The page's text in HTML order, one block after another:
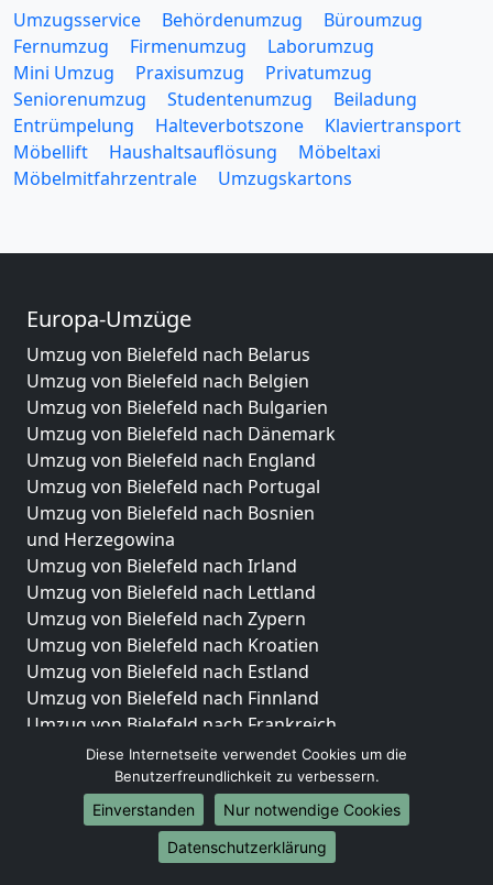
Umzugsservice Behördenumzug
Büroumzug
Fernumzug
Firmenumzug
Laborumzug
Mini Umzug
Praxisumzug
Privatumzug
Seniorenumzug
Studentenumzug
Beiladung
Entrümpelung
Halteverbotszone
Klaviertransport
Möbellift
Haushaltsauflösung
Möbeltaxi
Möbelmitfahrzentrale
Umzugskartons
Europa-Umzüge
Umzug von Bielefeld nach Belarus
Umzug von Bielefeld nach Belgien
Umzug von Bielefeld nach Bulgarien
Umzug von Bielefeld nach Dänemark
Umzug von Bielefeld nach England
Umzug von Bielefeld nach Portugal
Umzug von Bielefeld nach Bosnien
und Herzegowina
Umzug von Bielefeld nach Irland
Umzug von Bielefeld nach Lettland
Umzug von Bielefeld nach Zypern
Umzug von Bielefeld nach Kroatien
Umzug von Bielefeld nach Estland
Umzug von Bielefeld nach Finnland
Umzug von Bielefeld nach Frankreich
Umzug von Bielefeld nach Griechenland
Umzug von Bielefeld nach Italien
Umzug von Bielefeld nach Liechtenstein
Umzug von Bielefeld nach Luxemburg
Umzug von Bielefeld nach Niederlande
Diese Internetseite verwendet Cookies um die
Benutzerfreundlichkeit zu verbessern.
Einverstanden
Nur notwendige Cookies
Datenschutzerklärung